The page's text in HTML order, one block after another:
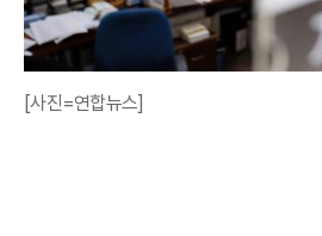
[사진=연합뉴스]